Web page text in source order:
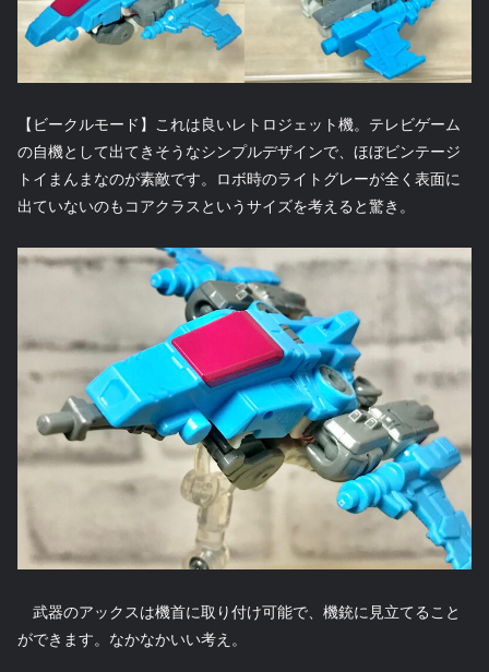
【ビークルモード】これは良いレトロジェット機。テレビゲーム
の自機として出てきそうなシンプルデザインで、ほぼビンテージ
トイまんまなのが素敵です。ロボ時のライトグレーが全く表面に
出ていないのもコアクラスというサイズを考えると驚き。
武器のアックスは機首に取り付け可能で、機銃に見立てること
ができます。なかなかいい考え。